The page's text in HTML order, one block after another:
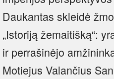
Daukantas skleidė
„Istoriją žemaitišką“:
ir perrašinėjo
Motiejus Valančius